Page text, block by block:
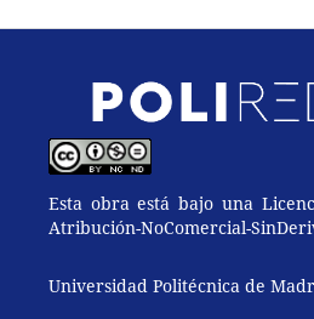
Esta obra está bajo una
Atribución-NoComercial-
Universidad Politécnica de